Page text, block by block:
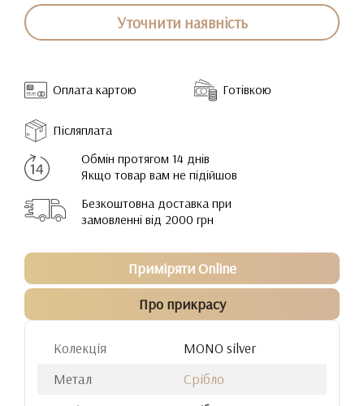
Уточнити наявність
Оплата картою Готівкою
Післяплата
Обмін протягом 14 днів
Якщо товар вам не підійшов
Безкоштовна доставка при
замовленні від 2000 грн
Приміряти Online
Про прикрасу
Колекція
MONO silver
Метал
Срібло